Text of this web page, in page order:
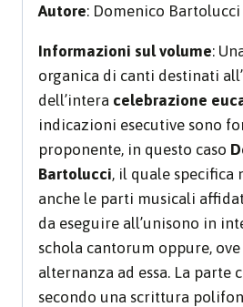
Autore: Domenico Bartolucci
Informazioni sul volume:
organica di canti destinati
dell’intera celebrazione
indicazioni esecutive sono
proponente, in questo caso
Bartolucci, il quale specifica
anche le parti musicali
da eseguire all’unisono in
schola cantorum oppure,
alternanza ad essa. La parte
secondo una scrittura